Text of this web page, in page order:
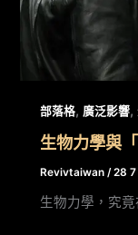
部落格, 廣泛影響,
生物力學與
Revivtaiwan/28
生物力學，究